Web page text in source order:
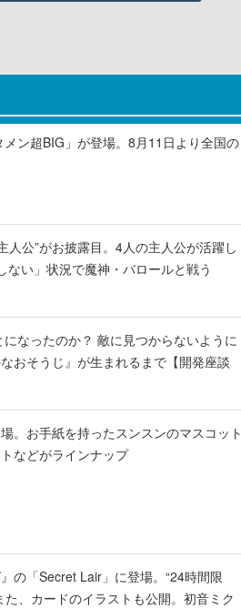
メン超BIG」が登場。8月11日より全国の
人公”がお披露目。4人の主人公が活躍し
い」状況で魔神・バロールと戦う
なったのか？ 敵に見つからないように
おそうじ』が生まれるまで【開発座談
。お手紙を持ったスンスンのマスコット
などがラインナップ
の「Secret Lair」に登場。“24時間限
、カードのイラストも公開。初音ミク